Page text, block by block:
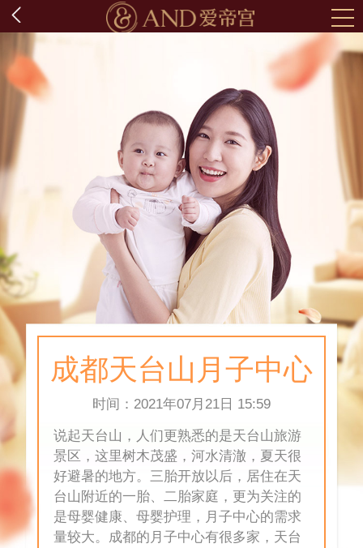
成都天台山月子中心
时间：2021年07月21日 15:59
说起天台山，人们更熟悉的是天台山旅游
景区，这里树木茂盛，河水清澈，夏天很
好避暑的地方。三胎开放以后，居住在天
台山附近的一胎、二胎家庭，更为关注的
是母婴健康、母婴护理，月子中心的需求
量较大。成都的月子中心有很多家，天台